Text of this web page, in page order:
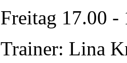
Freitag 17.00 -
Trainer: Lina